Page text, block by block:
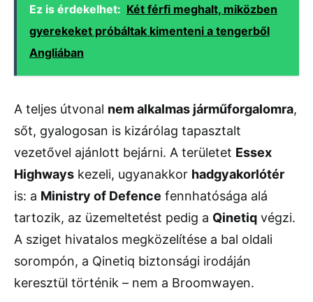
Ez is érdekelhet: Két férfi meghalt, miközben
gyerekeket próbáltak kimenteni a tengerből
Angliában
A teljes útvonal nem alkalmas járműforgalomra,
sőt, gyalogosan is kizárólag tapasztalt
vezetővel ajánlott bejárni. A területet Essex
Highways kezeli, ugyanakkor hadgyakorlótér
is: a Ministry of Defence fennhatósága alá
tartozik, az üzemeltetést pedig a Qinetiq végzi.
A sziget hivatalos megközelítése a bal oldali
sorompón, a Qinetiq biztonsági irodáján
keresztül történik – nem a Broomwayen.